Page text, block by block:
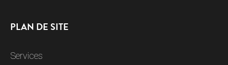
PLAN DE SITE
Services